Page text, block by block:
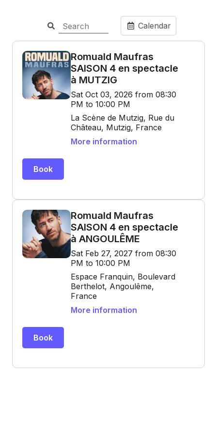
Calendar
Romuald Maufras
SAISON 4 en spectacle
à MUTZIG
Sat Oct 03, 2026 from 08:30
PM to 10:00 PM
La Scène de Mutzig, Rue du
Château, Mutzig, France
More information
Book
Romuald Maufras
SAISON 4 en spectacle
à ANGOULÊME
Sat Feb 27, 2027 from 08:30
PM to 10:00 PM
Espace Franquin, Boulevard
Berthelot, Angoulême,
France
More information
Book